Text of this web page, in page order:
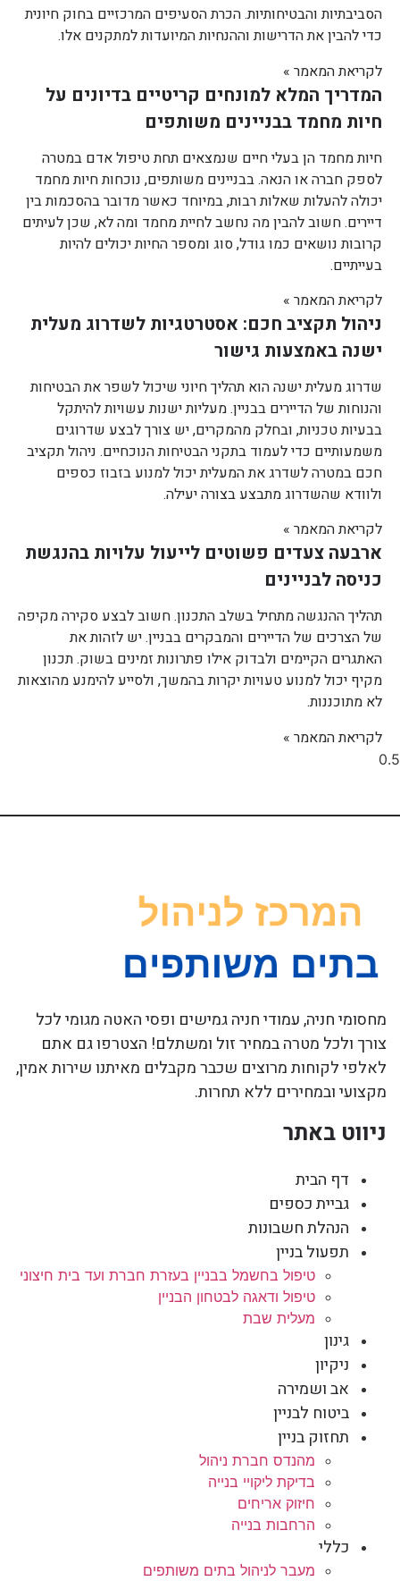
הסביבתיות והבטיחותיות. הכרת הסעיפים המרכזיים בחוק חיונית
כדי להבין את הדרישות וההנחיות המיועדות למתקנים אלו.
לקריאת המאמר »
המדריך המלא למונחים קריטיים בדיונים על
חיות מחמד בבניינים משותפים
חיות מחמד הן בעלי חיים שנמצאים תחת טיפול אדם במטרה
לספק חברה או הנאה. בבניינים משותפים, נוכחות חיות מחמד
יכולה להעלות שאלות רבות, במיוחד כאשר מדובר בהסכמות בין
דיירים. חשוב להבין מה נחשב לחיית מחמד ומה לא, שכן לעיתים
קרובות נושאים כמו גודל, סוג ומספר החיות יכולים להיות
בעייתיים.
לקריאת המאמר »
ניהול תקציב חכם: אסטרטגיות לשדרוג מעלית
ישנה באמצעות גישור
שדרוג מעלית ישנה הוא תהליך חיוני שיכול לשפר את הבטיחות
והנוחות של הדיירים בבניין. מעליות ישנות עשויות להיתקל
בבעיות טכניות, ובחלק מהמקרים, יש צורך לבצע שדרוגים
משמעותיים כדי לעמוד בתקני הבטיחות הנוכחיים. ניהול תקציב
חכם במטרה לשדרג את המעלית יכול למנוע בזבוז כספים
ולוודא שהשדרוג מתבצע בצורה יעילה.
לקריאת המאמר »
ארבעה צעדים פשוטים לייעול עלויות בהנגשת
כניסה לבניינים
תהליך ההנגשה מתחיל בשלב התכנון. חשוב לבצע סקירה מקיפה
של הצרכים של הדיירים והמבקרים בבניין. יש לזהות את
האתגרים הקיימים ולבדוק אילו פתרונות זמינים בשוק. תכנון
מקיף יכול למנוע טעויות יקרות בהמשך, ולסייע להימנע מהוצאות
לא מתוכננות.
לקריאת המאמר »
מחסומי חניה, עמודי חניה גמישים ופסי האטה מגומי לכל
צורך ולכל מטרה במחיר זול ומשתלם! הצטרפו גם אתם
לאלפי לקוחות מרוצים שכבר מקבלים מאיתנו שירות אמין,
מקצועי ובמחירים ללא תחרות.
ניווט באתר
דף הבית
גביית כספים
הנהלת חשבונות
תפעול בניין
טיפול בחשמל בבניין בעזרת חברת ועד בית חיצוני
טיפול ודאגה לבטחון הבניין
מעלית שבת
גינון
ניקיון
אב ושמירה
ביטוח לבניין
תחזוק בניין
מהנדס חברת ניהול
בדיקת ליקויי בנייה
חיזוק אריחים
הרחבות בנייה
כללי
מעבר לניהול בתים משותפים